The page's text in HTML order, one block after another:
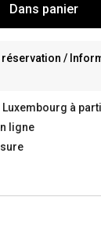
Dans panier
réservation /
à
ligne